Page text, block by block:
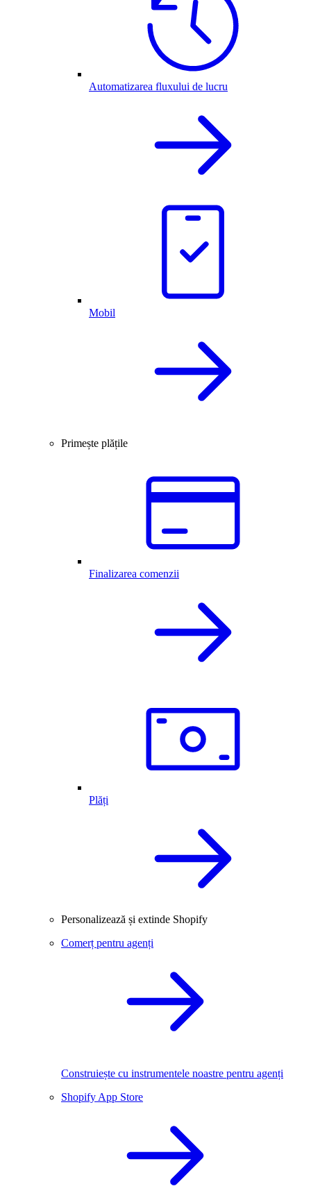
Automatizarea fluxului de lucru
Mobil
Primește plățile
Finalizarea comenzii
Plăți
Personalizează și extinde Shopify
Comerț pentru agenți
Construiește cu instrumentele noastre pentru agenți
Shopify App Store